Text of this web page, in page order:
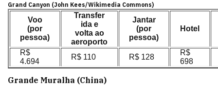
Grand Canyon (John Kees/Wikimedia Commons)
Voo
(por
pessoa)
Transfer
ida e
volta ao
aeroporto
Jantar
(por
pessoa)
Hotel
R$
4.694
R$ 110 R$ 128
R$
698
Grande Muralha (China)